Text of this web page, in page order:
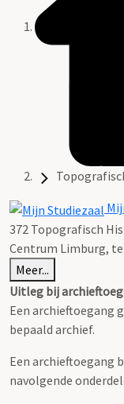
372 Topografisch
Centrum Limburg,
Meer...
Uitleg bij
Een archieftoegang
bepaald archief.
Een archieftoegang
navolgende